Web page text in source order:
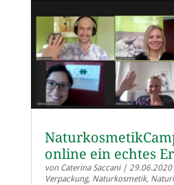
online ein echtes
von Caterina Saccani| 29.06.2020
Verpackung, Naturkosmetik,